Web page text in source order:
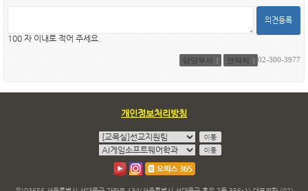
의견등록
100 자 이내로 적어 주세요.
담당부서 연락처 02-300-3977
개인정보처리방침